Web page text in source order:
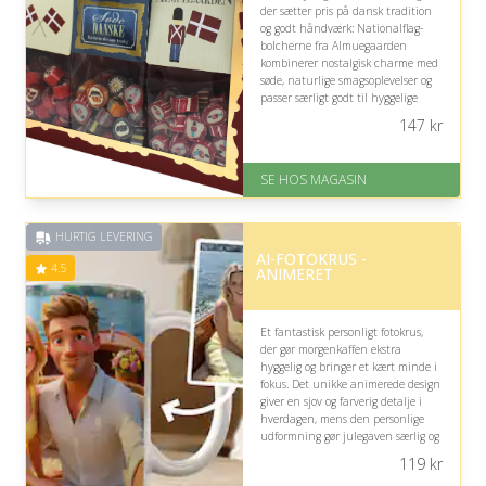
der sætter pris på dansk tradition
og godt håndværk: Nationalflag-
bolcherne fra Almuegaarden
kombinerer nostalgisk charme med
søde, naturlige smagsoplevelser og
passer særligt godt til hyggelige
På lager
Levering: 1-3 dage
af 5
147 kr
SE HOS MAGASIN
HURTIG LEVERING
4.5 AI-FOTOKRUS -
ANIMERET
Et fantastisk personligt fotokrus,
der gør morgenkaffen ekstra
hyggelig og bringer et kært minde i
fokus. Det unikke animerede design
giver en sjov og farverig detalje i
hverdagen, mens den personlige
udformning gør julegaven særlig og
119kr